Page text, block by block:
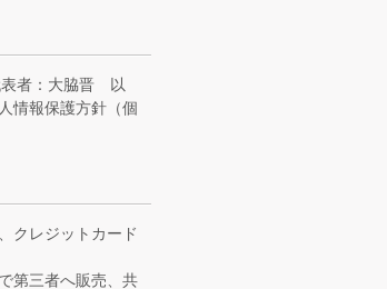
表者：大脇晋 以
情報保護方針（個
クレジットカード
第三者へ販売、共